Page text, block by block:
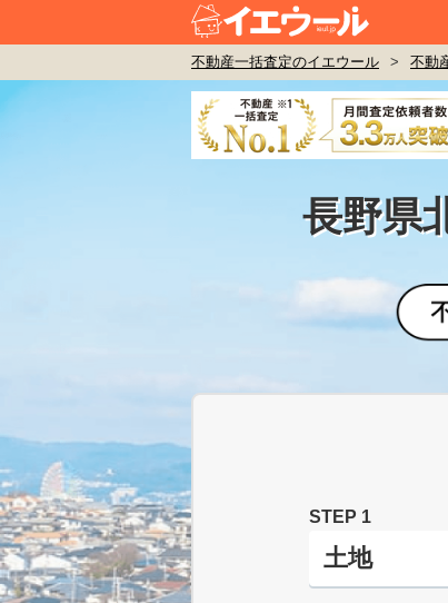
不動産一括査定のイエウール > 不動
長野県
STEP 1